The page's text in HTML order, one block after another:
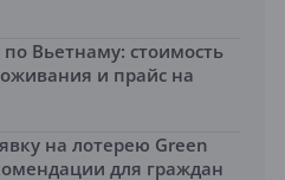
Вьетнаму: стоимость
и прайс на
на лотерею Green
для граждан